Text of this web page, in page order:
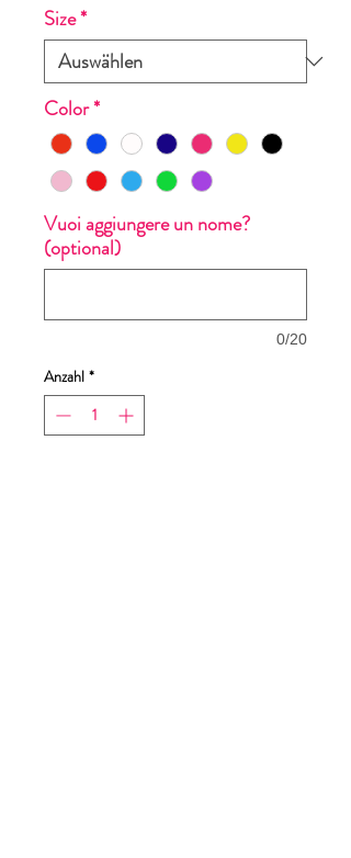
Size*
Color*
Vuoi aggiungere un nome?
(optional)
0/20
Anzahl *